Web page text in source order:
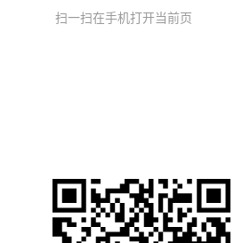
扫一扫在手机打开当前页